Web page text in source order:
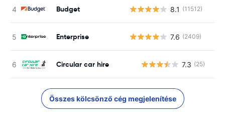
Budget 8.1 (11512)
Enterprise 7.6 (2409)
Circular car hire 7.3 (25)
Összes kölcsönző cég megjelenítése